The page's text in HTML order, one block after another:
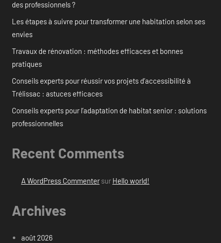
des professionnels ?
Les étapes à suivre pour transformer une habitation selon ses
envies
Travaux de rénovation : méthodes efficaces et bonnes
pratiques
Conseils experts pour réussir vos projets d’accessibilité à
Trélissac : astuces efficaces
Conseils experts pour l’adaptation de habitat senior : solutions
professionnelles
Recent Comments
A WordPress Commentersur Hello world!
Archives
août 2026